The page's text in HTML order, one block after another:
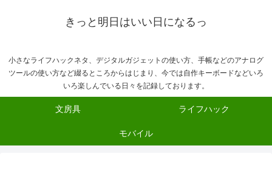
きっと明日はいい日になるっ
小さなライフハックネタ、デジタルガジェットの使い方、手帳などのアナログ
ツールの使い方など綴るところからはじまり、今では自作キーボードなどいろ
いろ楽しんでいる日々を記録しております。
文房具 ライフハック
モバイル